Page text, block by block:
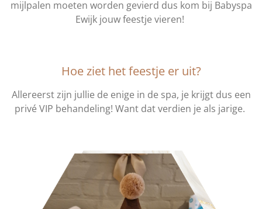
mijlpalen moeten worden gevierd dus kom bij Babyspa
Ewijk jouw feestje vieren!
Hoe ziet het feestje er uit?
Allereerst zijn jullie de enige in de spa, je krijgt dus een
privé VIP behandeling! Want dat verdien je als jarige.